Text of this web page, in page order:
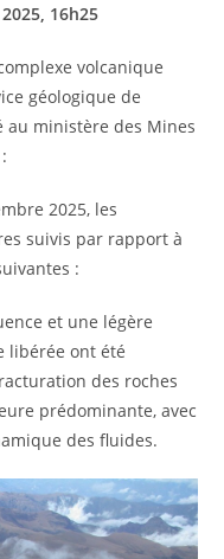
16h25
volcanique
géologique de
au ministère des Mines
2025, les
suivis par rapport à
:
et une légère
libérée ont été
des roches
prédominante, avec
des fluides.